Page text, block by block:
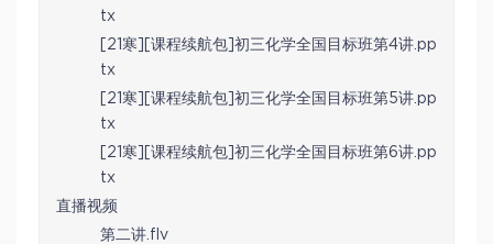
tx
[21寒][课程续航包]初三化学全国目标班第4讲.pp
tx
[21寒][课程续航包]初三化学全国目标班第5讲.pp
tx
[21寒][课程续航包]初三化学全国目标班第6讲.pp
tx
直播视频
第二讲.flv